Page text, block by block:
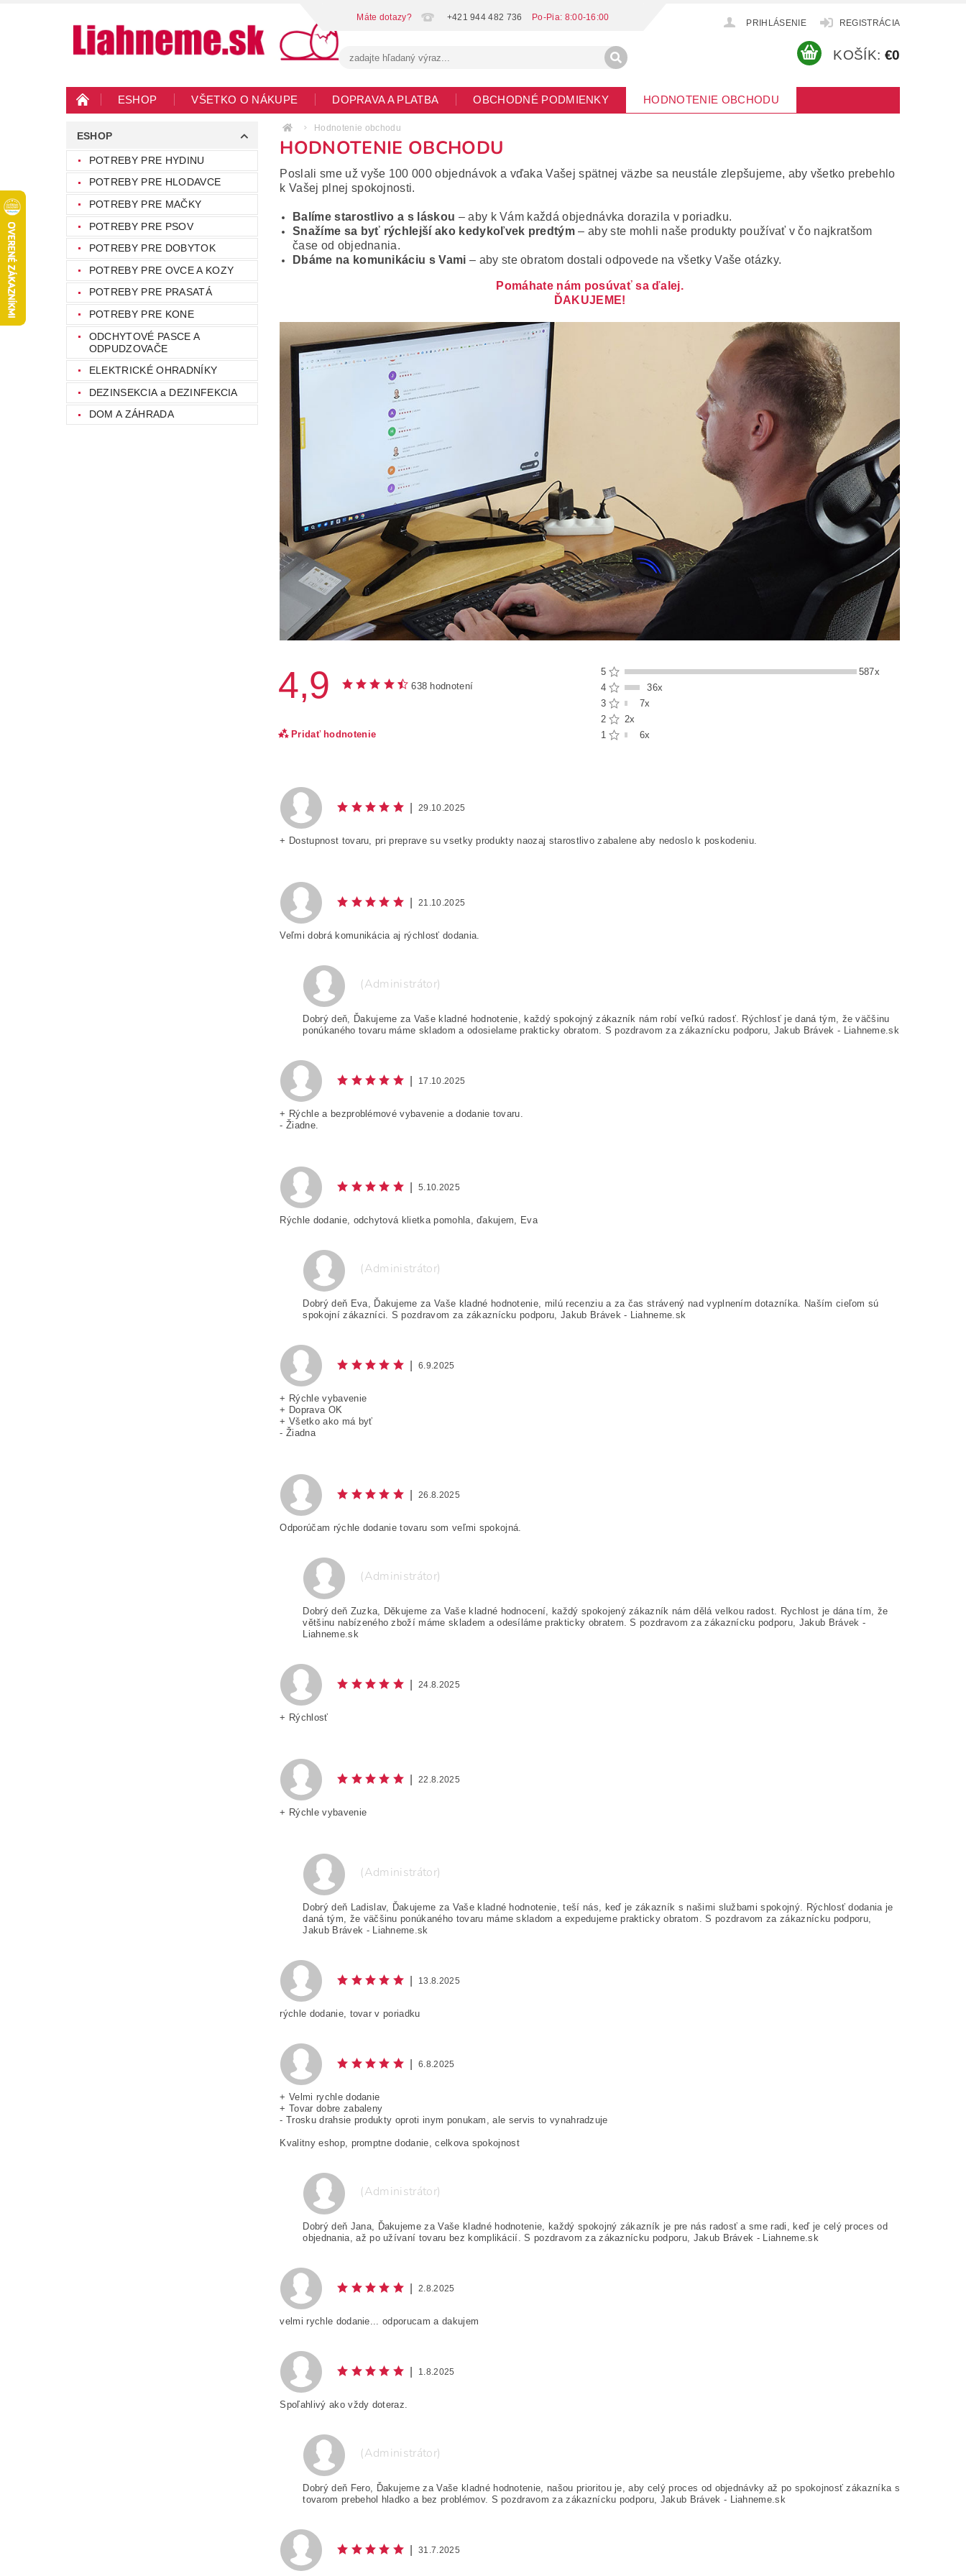
+421 944 482 736
PRIHLÁSENIE REGISTRÁCIA
KOŠÍK: €0
ESHOP VŠETKO O NÁKUPE DOPRAVA A PLATBA OBCHODNÉ PODMIENKY HODNOTENIE OBCHODU
BLOG MOJA OBJEDNÁVKA
ESHOP
POTREBY PRE HYDINU
POTREBY PRE HLODAVCE
POTREBY PRE MAČKY
POTREBY PRE PSOV
POTREBY PRE DOBYTOK
POTREBY PRE OVCE A KOZY
POTREBY PRE PRASATÁ
POTREBY PRE KONE
ODCHYTOVÉ PASCE A
ODPUDZOVAČE
ELEKTRICKÉ OHRADNÍKY
DEZINSEKCIA a DEZINFEKCIA
DOM A ZÁHRADA
Hodnotenie obchodu
HODNOTENIE OBCHODU
Poslali sme už vyše 100 000 objednávok a vďaka Vašej spätnej väzbe sa neustále zlepšujeme, aby všetko prebehlo
k Vašej plnej spokojnosti.
Balíme starostlivo a s láskou – aby k Vám každá objednávka dorazila v poriadku.
Snažíme sa byť rýchlejší ako kedykoľvek predtým – aby ste mohli naše produkty používať v čo najkratšom
čase od objednania.
Dbáme na komunikáciu s Vami – aby ste obratom dostali odpovede na všetky Vaše otázky.
Pomáhate nám posúvať sa ďalej.
ĎAKUJEME!
4,9 638 hodnotení
Pridať hodnotenie
5
587x
4
36x
3
7x
2
2x
1
6x
Súhlasím s
Odpíšte text z obrázka
29.10.2025
+ Dostupnost tovaru, pri preprave su vsetky produkty naozaj starostlivo zabalene aby nedoslo k poskodeniu.
21.10.2025
Veľmi dobrá komunikácia aj rýchlosť dodania.
(Administrátor)
Dobrý deň, Ďakujeme za Vaše kladné hodnotenie, každý spokojný zákazník nám robí veľkú radosť. Rýchlosť je daná tým, že väčšinu
ponúkaného tovaru máme skladom a odosielame prakticky obratom. S pozdravom za zákaznícku podporu, Jakub Brávek - Liahneme.sk
17.10.2025
+ Rýchle a bezproblémové vybavenie a dodanie tovaru.
- Žiadne.
5.10.2025
Rýchle dodanie, odchytová klietka pomohla, ďakujem, Eva
(Administrátor)
Dobrý deň Eva, Ďakujeme za Vaše kladné hodnotenie, milú recenziu a za čas strávený nad vyplnením dotazníka. Naším cieľom sú
spokojní zákazníci. S pozdravom za zákaznícku podporu, Jakub Brávek - Liahneme.sk
6.9.2025
+ Rýchle vybavenie
+ Doprava OK
+ Všetko ako má byť
- Žiadna
26.8.2025
Odporúčam rýchle dodanie tovaru som veľmi spokojná.
(Administrátor)
Dobrý deň Zuzka, Děkujeme za Vaše kladné hodnocení, každý spokojený zákazník nám dělá velkou radost. Rychlost je dána tím, že
většinu nabízeného zboží máme skladem a odesíláme prakticky obratem. S pozdravom za zákaznícku podporu, Jakub Brávek -
Liahneme.sk
24.8.2025
+ Rýchlosť
22.8.2025
+ Rýchle vybavenie
(Administrátor)
Dobrý deň Ladislav, Ďakujeme za Vaše kladné hodnotenie, teší nás, keď je zákazník s našimi službami spokojný. Rýchlosť dodania je
daná tým, že väčšinu ponúkaného tovaru máme skladom a expedujeme prakticky obratom. S pozdravom za zákaznícku podporu,
Jakub Brávek - Liahneme.sk
13.8.2025
rýchle dodanie, tovar v poriadku
6.8.2025
+ Velmi rychle dodanie
+ Tovar dobre zabaleny
- Trosku drahsie produkty oproti inym ponukam, ale servis to vynahradzuje
Kvalitny eshop, promptne dodanie, celkova spokojnost
(Administrátor)
Dobrý deň Jana, Ďakujeme za Vaše kladné hodnotenie, každý spokojný zákazník je pre nás radosť a sme radi, keď je celý proces od
objednania, až po užívaní tovaru bez komplikácií. S pozdravom za zákaznícku podporu, Jakub Brávek - Liahneme.sk
2.8.2025
velmi rychle dodanie... odporucam a dakujem
1.8.2025
Spoľahlivý ako vždy doteraz.
(Administrátor)
Dobrý deň Fero, Ďakujeme za Vaše kladné hodnotenie, našou prioritou je, aby celý proces od objednávky až po spokojnosť zákazníka s
tovarom prebehol hladko a bez problémov. S pozdravom za zákaznícku podporu, Jakub Brávek - Liahneme.sk
31.7.2025